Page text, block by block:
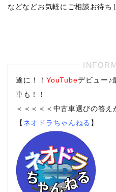
などなどお気軽にご相談お待ち
遂に！！YouTubeデビュー♪
車も！！
＜＜＜＜＜中古車選びの答え
【 ネオドラちゃんねる 】